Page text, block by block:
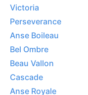
Victoria
Perseverance
Anse Boileau
Bel Ombre
Beau Vallon
Cascade
Anse Royale